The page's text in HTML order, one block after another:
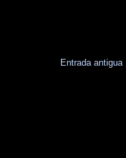
Entrada antigua